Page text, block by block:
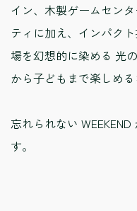
イン、木製ゲームセン
ティに加え、インパク
場を幻想的に染める 光
から子どもまで楽しめ
忘れられない
す。